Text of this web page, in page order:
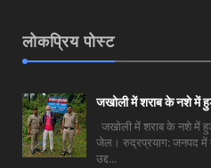
लोकप्रिय पोस्ट
जखोली में शराब के नशे में
जखोली में शराब के नशे में
जेल। रुद्रप्रयाग: जनपद में
उद्द...